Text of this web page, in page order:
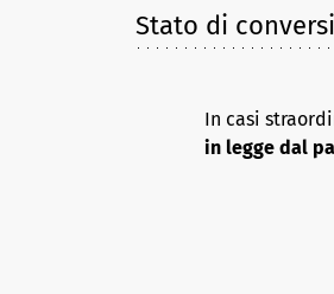
Stato di
In casi
in legge dal